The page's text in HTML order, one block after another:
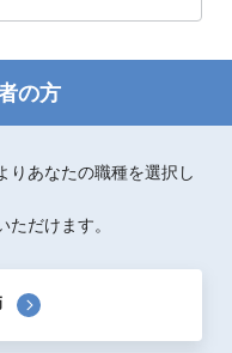
抜)
庸之、鷹木雪乃、大谷昌宏、金田
ンプラント治療
の方
りあなたの職種を選択し
だけます。